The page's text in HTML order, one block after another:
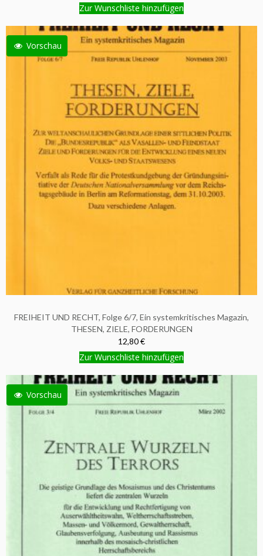
Zur Wunschliste hinzufügen
Vorschau
FREIHEIT UND RECHT, Folge 6/7, Ein systemkritisches Magazin,
THESEN, ZIELE, FORDERUNGEN
12,80 €
Zur Wunschliste hinzufügen
Vorschau